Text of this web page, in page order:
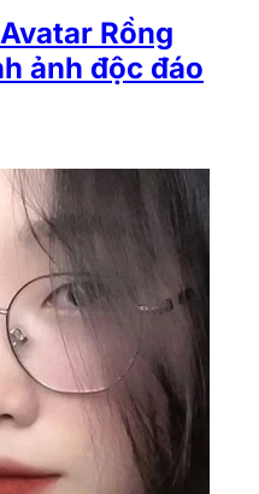
Rồng
ảnh độc đáo